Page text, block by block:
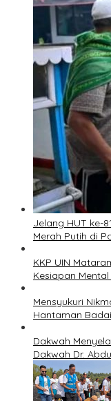
Jelang HUT ke-
Merah Putih di
KKP UIN
Kesiapan
Mensyukuri
Hantaman
Dakwah
Dakwah Dr.